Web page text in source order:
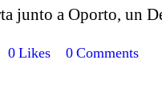
junto a Oporto, un
0 Likes 0 Comments